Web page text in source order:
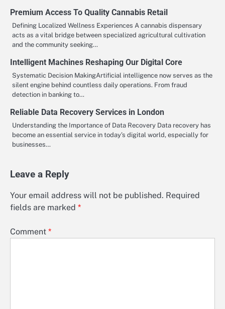
Premium Access To Quality Cannabis Retail
Defining Localized Wellness Experiences A cannabis dispensary
acts as a vital bridge between specialized agricultural cultivation
and the community seeking…
Intelligent Machines Reshaping Our Digital Core
Systematic Decision MakingArtificial intelligence now serves as the
silent engine behind countless daily operations. From fraud
detection in banking to…
Reliable Data Recovery Services in London
Understanding the Importance of Data Recovery Data recovery has
become an essential service in today’s digital world, especially for
businesses…
Leave a Reply
Your email address will not be published. Required
fields are marked *
Comment *